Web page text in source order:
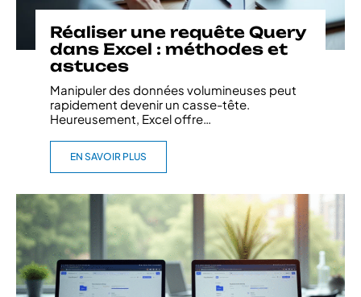
Réaliser une requête Query
dans Excel : méthodes et
astuces
Manipuler des données volumineuses peut
rapidement devenir un casse-tête.
Heureusement, Excel offre…
EN SAVOIR PLUS